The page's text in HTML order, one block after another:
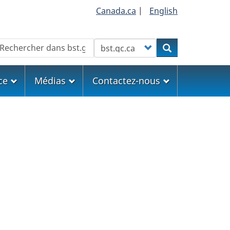
Canada.ca | English
Customize your searchRechercher
Médias Contactez-nous